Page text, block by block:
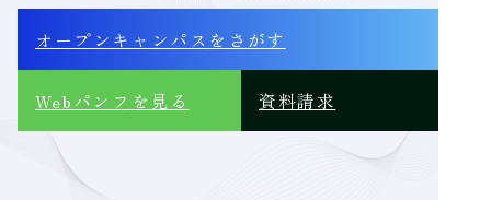
オープンキャンパス をさがす
Webパンフ を見る 資料請求